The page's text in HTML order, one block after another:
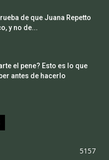
de que Juana Repetto
y no de...
el pene? Esto es lo que
antes de hacerlo
5157